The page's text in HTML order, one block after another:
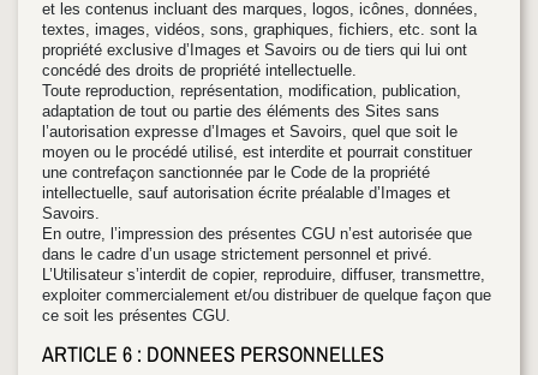
et les contenus incluant des marques, logos, icônes, données,
textes, images, vidéos, sons, graphiques, fichiers, etc. sont la
propriété exclusive d’Images et Savoirs ou de tiers qui lui ont
concédé des droits de propriété intellectuelle.
Toute reproduction, représentation, modification, publication,
adaptation de tout ou partie des éléments des Sites sans
l’autorisation expresse d’Images et Savoirs, quel que soit le
moyen ou le procédé utilisé, est interdite et pourrait constituer
une contrefaçon sanctionnée par le Code de la propriété
intellectuelle, sauf autorisation écrite préalable d’Images et
Savoirs.
En outre, l’impression des présentes CGU n’est autorisée que
dans le cadre d’un usage strictement personnel et privé.
L’Utilisateur s’interdit de copier, reproduire, diffuser, transmettre,
exploiter commercialement et/ou distribuer de quelque façon que
ce soit les présentes CGU.
ARTICLE 6 : DONNEES PERSONNELLES